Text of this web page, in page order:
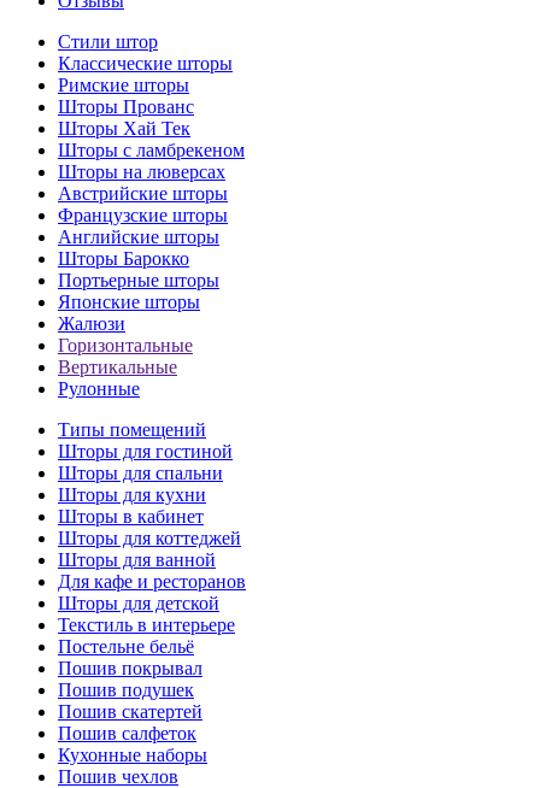
Стили штор
Классические шторы
Римские шторы
Шторы Прованс
Шторы Хай Тек
Шторы с ламбрекеном
Шторы на люверсах
Австрийские шторы
Французские шторы
Английские шторы
Шторы Барокко
Портьерные шторы
Японские шторы
Жалюзи
Горизонтальные
Вертикальные
Рулонные
Типы помещений
Шторы для гостиной
Шторы для спальни
Шторы для кухни
Шторы в кабинет
Шторы для коттеджей
Шторы для ванной
Для кафе и ресторанов
Шторы для детской
Текстиль в интерьере
Постельне бельё
Пошив покрывал
Пошив подушек
Пошив скатертей
Пошив салфеток
Кухонные наборы
Пошив чехлов